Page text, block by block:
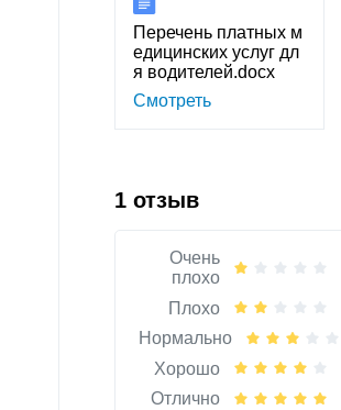
Перечень платных м
едицинских услуг дл
я водителей.docx
Смотреть
1 отзыв
Очень
плохо
Плохо
Нормально
Хорошо
Отлично